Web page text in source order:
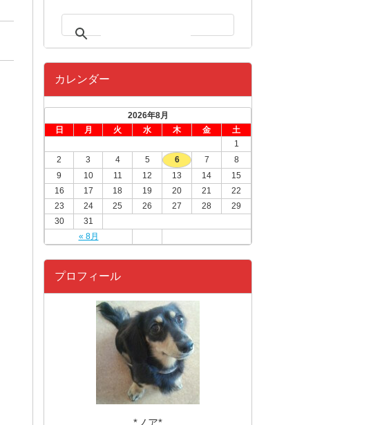
カレンダー
2026年8月
日
月 火 水 木 金 土
« 8月
1
2
3 4 5 6 7
8
9
10 11 12 13 14
15
16
17 18 19 20 21
22
23
24 25 26 27 28
29
30
31
プロフィール
*ノア*